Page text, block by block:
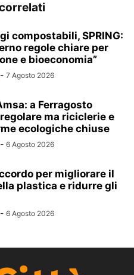
compostabili, SPRING:
regole chiare per
e bioeconomia”
- 7 Agosto 2026
a Ferragosto
ma riciclerie e
ecologiche chiuse
- 6 Agosto 2026
per migliorare il
plastica e ridurre gli
- 6 Agosto 2026